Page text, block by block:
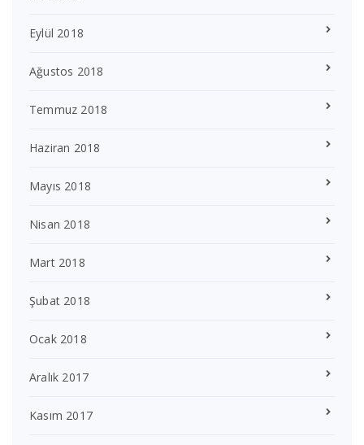
Eylül 2018
Ağustos 2018
Temmuz 2018
Haziran 2018
Mayıs 2018
Nisan 2018
Mart 2018
Şubat 2018
Ocak 2018
Aralık 2017
Kasım 2017